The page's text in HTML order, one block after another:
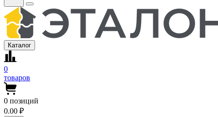
Каталог
0
товаров
0 позиций
0.00 ₽